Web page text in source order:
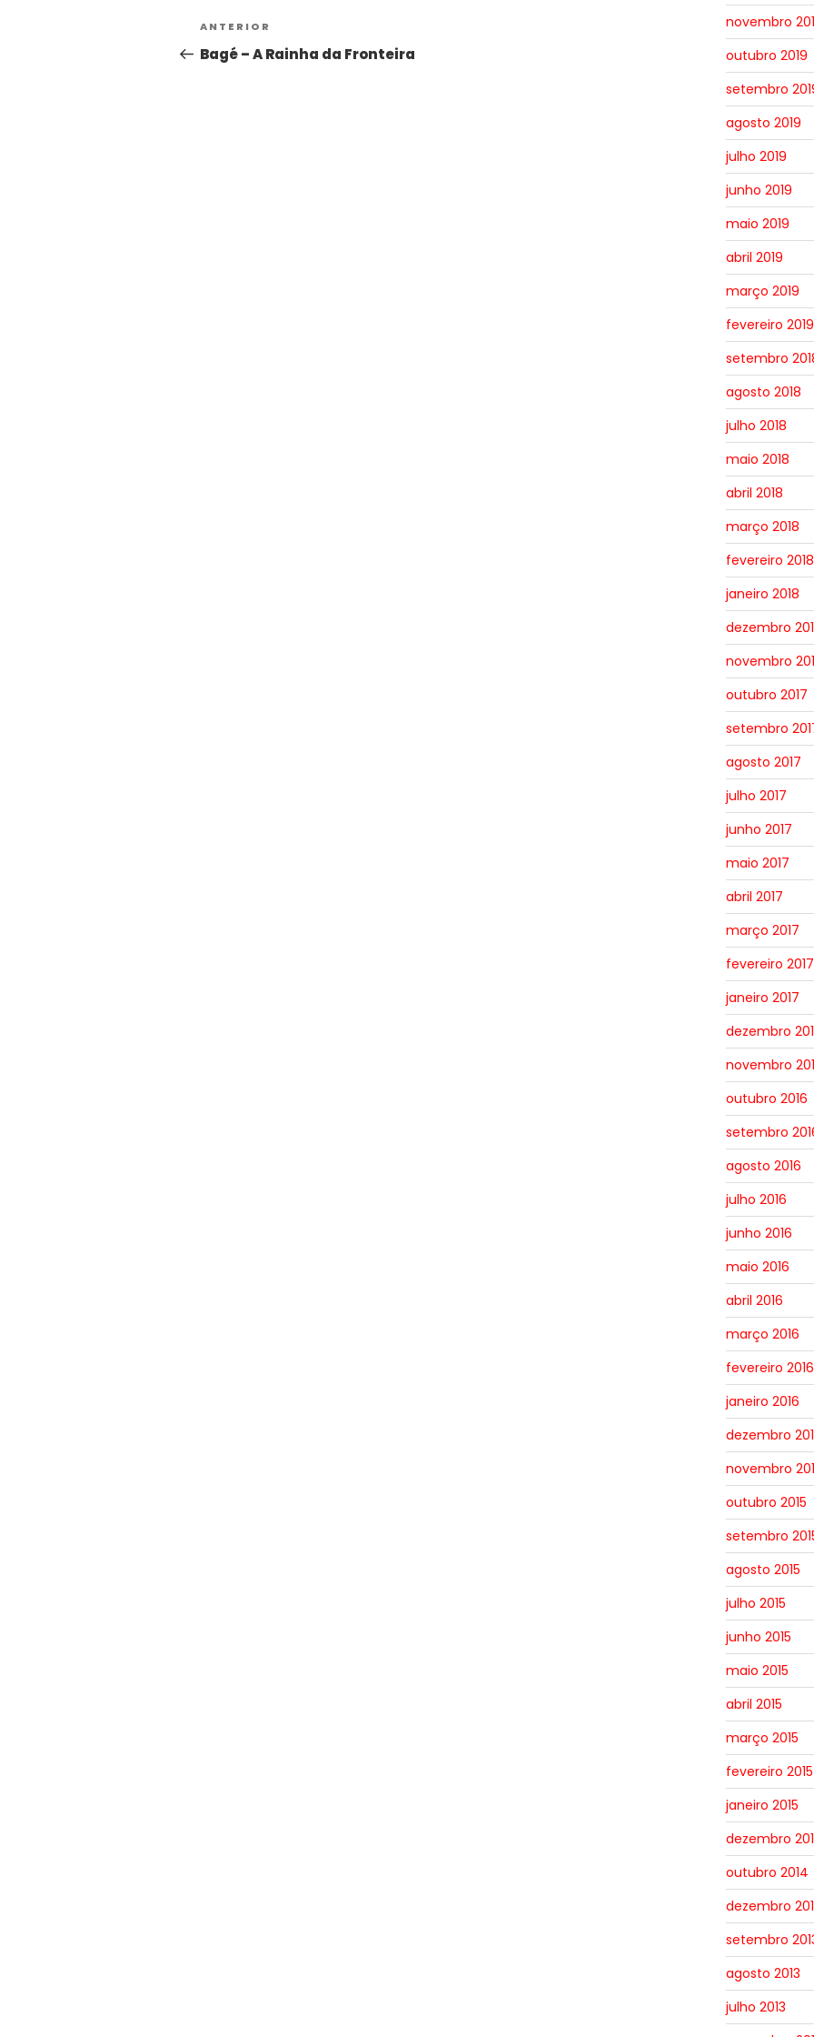
ANTERIOR
Bagé – A Rainha da Fronteira
novembro
outubro 2019
setembro
agosto 2019
julho 2019
junho 2019
maio 2019
abril 2019
março 2019
fevereiro 2019
setembro
agosto 2018
julho 2018
maio 2018
abril 2018
março 2018
fevereiro 2018
janeiro 2018
dezembro
novembro
outubro 2017
setembro
agosto 2017
julho 2017
junho 2017
maio 2017
abril 2017
março 2017
fevereiro 2017
janeiro 2017
dezembro
novembro
outubro 2016
setembro
agosto 2016
julho 2016
junho 2016
maio 2016
abril 2016
março 2016
fevereiro 2016
janeiro 2016
dezembro
novembro
outubro 2015
setembro
agosto 2015
julho 2015
junho 2015
maio 2015
abril 2015
março 2015
fevereiro 2015
janeiro 2015
dezembro
outubro 2014
dezembro
setembro
agosto 2013
julho 2013